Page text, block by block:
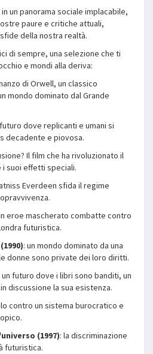
un panorama sociale implacabile,
paure e critiche attuali,
della nostra realtà.
di sempre, una selezione che ti
e mondi alla deriva:
di Orwell, un classico
mondo dominato dal Grande
dove replicanti e umani si
decadente e piovosa.
Il film che ha rivoluzionato il
i suoi effetti speciali.
Everdeen sfida il regime
eroe mascherato combatte contro
futuristica.
: un mondo dominato da una
donne sono private dei loro diritti.
un futuro dove i libri sono banditi, un
discussione la sua esistenza.
contro un sistema burocratico e
(1997): la discriminazione
futuristica.